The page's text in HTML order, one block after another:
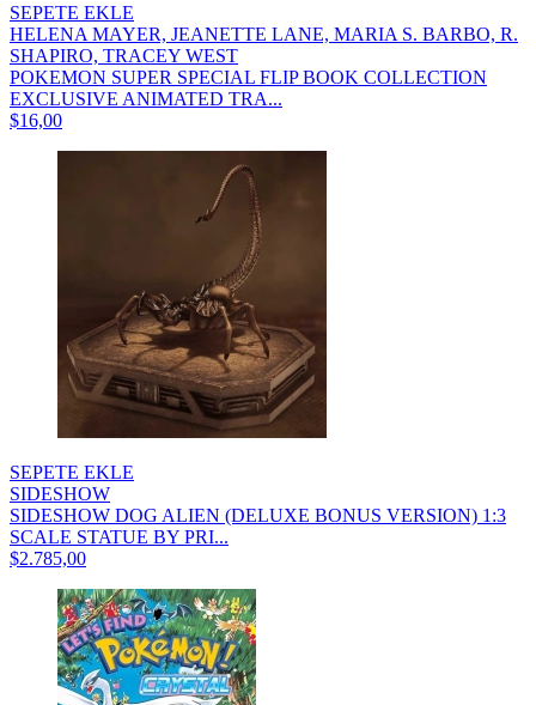
SEPETE EKLE
HELENA MAYER, JEANETTE LANE, MARIA S. BARBO, R.
SHAPIRO, TRACEY WEST
POKEMON SUPER SPECIAL FLIP BOOK COLLECTION
EXCLUSIVE ANIMATED TRA...
$16,00
SEPETE EKLE
SIDESHOW
SIDESHOW DOG ALIEN (DELUXE BONUS VERSION) 1:3
SCALE STATUE BY PRI...
$2.785,00